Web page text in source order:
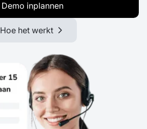
Demo inplannen
Hoe het werkt